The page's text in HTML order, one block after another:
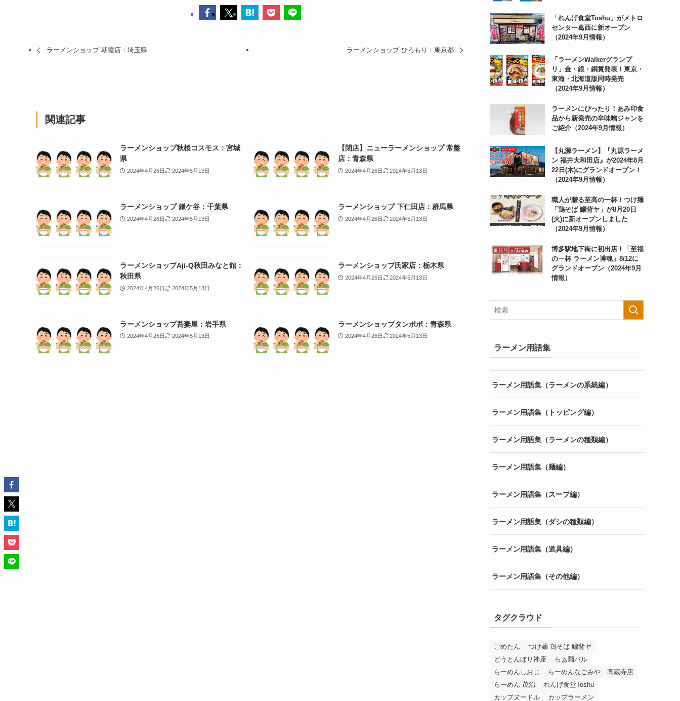
ラーメンショップ 朝霞店：埼玉県 ラーメンショップ ひろもり：東京都
関連記事
ラーメンショップ秋桜コスモス：宮城
県
2024年4月26日 2024年5月13日
【閉店】ニューラーメンショップ 常盤
店：青森県
2024年4月26日 2024年5月13日
ラーメンショップ 鎌ケ谷：千葉県
2024年4月26日 2024年5月13日
ラーメンショップ 下仁田店：群馬県
2024年4月26日 2024年5月13日
ラーメンショップAji-Q秋田みなと館：
秋田県
2024年4月26日 2024年5月13日
ラーメンショップ氏家店：栃木県
2024年4月26日 2024年5月13日
ラーメンショップ吾妻屋：岩手県
2024年4月26日 2024年5月13日
ラーメンショップタンポポ：青森県
2024年4月26日 2024年5月13日
「れんげ食堂Toshu」がメトロ
センター葛西に新オープン
（2024年9月情報）
「ラーメンWalkerグランプ
リ」金・銀・銅賞発表！東京・
東海・北海道版同時発売
（2024年9月情報）
ラーメンにぴったり！あみ印食
品から新発売の辛味噌ジャンを
ご紹介（2024年9月情報）
【丸源ラーメン】『丸源ラーメ
ン 福井大和田店』が2024年8月
22日(木)にグランドオープン！
（2024年9月情報）
職人が贈る至高の一杯！つけ麺
「鶏そば 鯔背ヤ」が8月20日
(火)に新オープンしました
（2024年9月情報）
博多駅地下街に初出店！「至福
の一杯 ラーメン博魂」8/12に
グランドオープン（2024年9月
情報）
ラーメン用語集
ラーメン用語集（ラーメンの系統編）
ラーメン用語集（トッピング編）
ラーメン用語集（ラーメンの種類編）
ラーメン用語集（麺編）
ラーメン用語集（スープ編）
ラーメン用語集（ダシの種類編）
ラーメン用語集（道具編）
ラーメン用語集（その他編）
タグクラウド
ごめたん
つけ麺 鶏そば 鯔背ヤ
どうとんぼり神座
らぁ麺バル
らーめんしおじ
らーめんなごみや 高蔵寺店
らーめん 茂治
れんげ食堂Toshu
カップヌードル
カップラーメン